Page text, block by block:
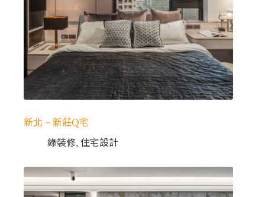
新北 – 新莊Q宅
綠裝修, 住宅設計